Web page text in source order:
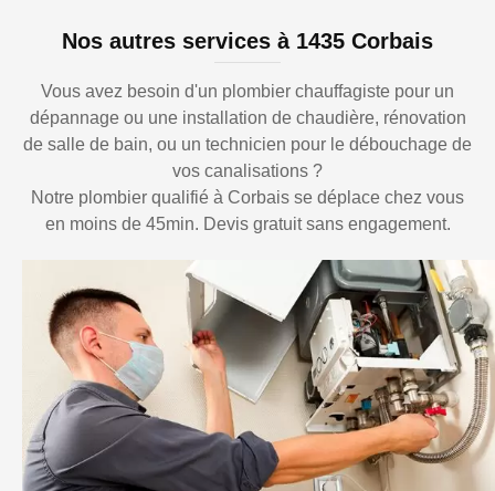
Nos autres services à 1435 Corbais
Vous avez besoin d'un plombier chauffagiste pour un
dépannage ou une installation de chaudière, rénovation
de salle de bain, ou un technicien pour le débouchage de
vos canalisations ?
Notre plombier qualifié à Corbais se déplace chez vous
en moins de 45min. Devis gratuit sans engagement.